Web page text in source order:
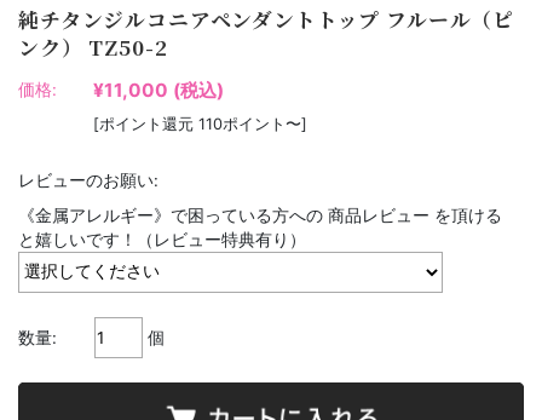
純チタンジルコニアペンダントトップ フルール（ピ
ンク） TZ50-2
価格: ¥11,000 (税込)
[ポイント還元 110ポイント〜]
レビューのお願い:
《金属アレルギー》で困っている方への 商品レビュー を頂ける
と嬉しいです！（レビュー特典有り）
数量: 個